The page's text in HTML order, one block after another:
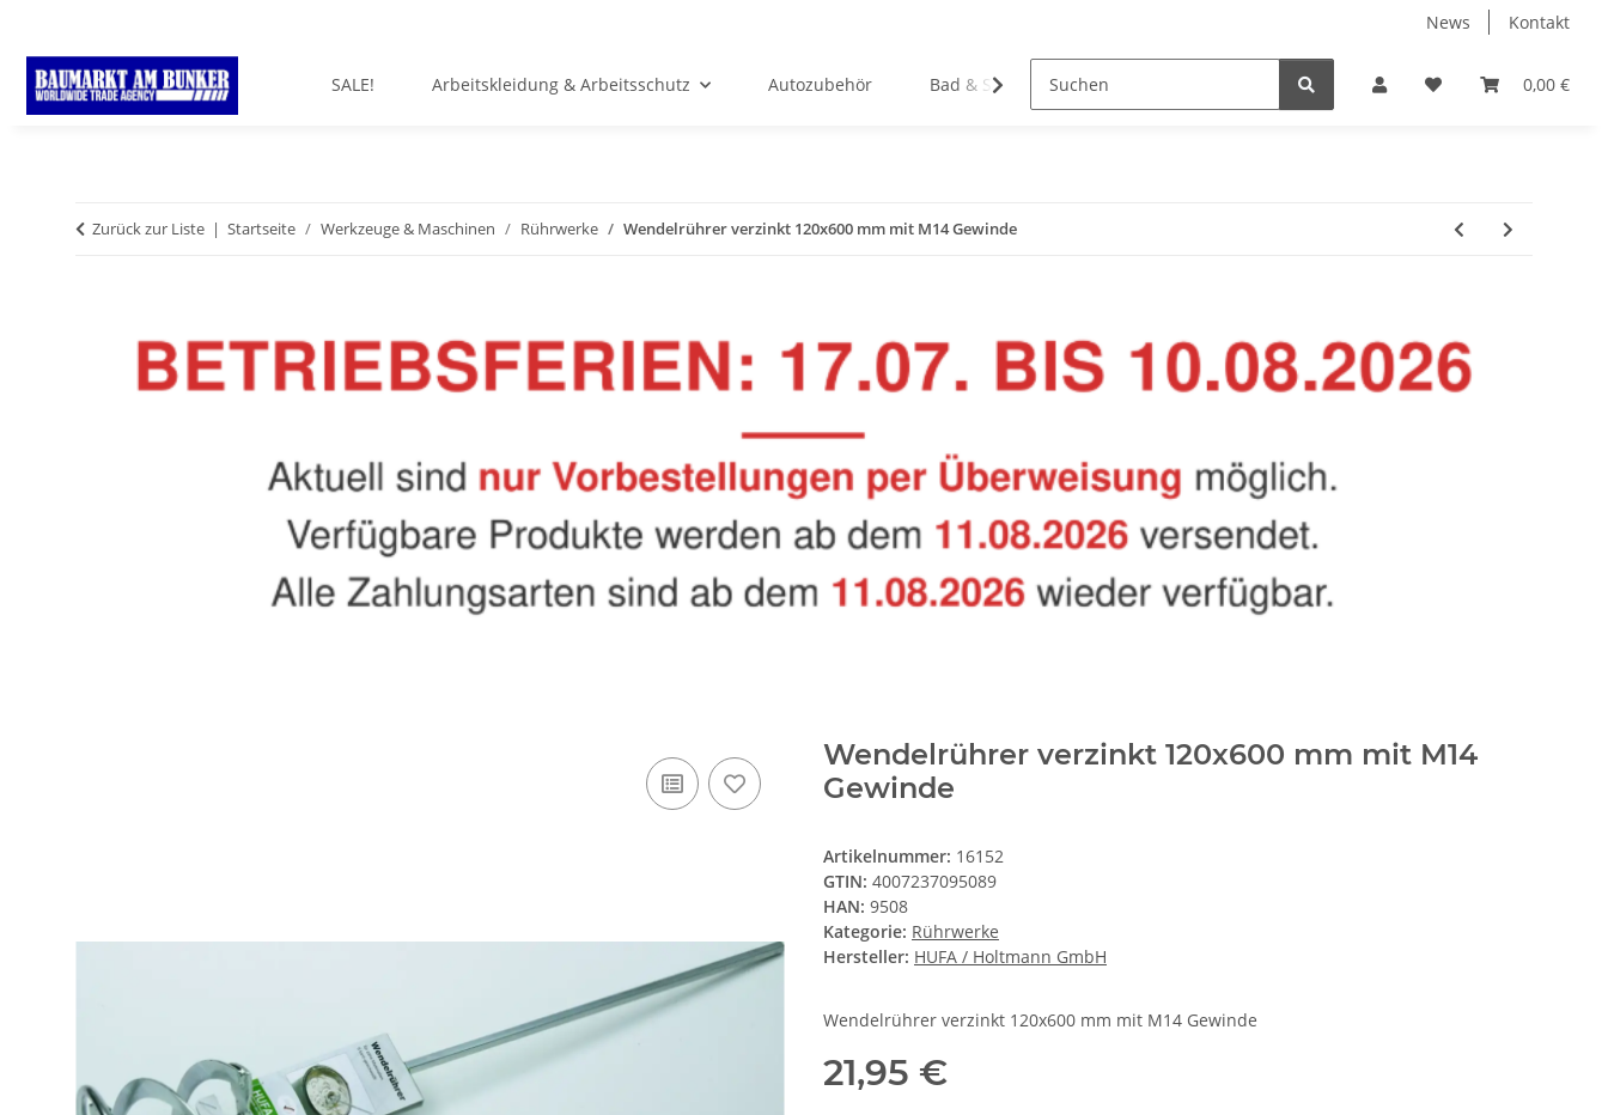
News Kontakt
0,00 €
SALE! Arbeitskleidung & Arbeitsschutz Autozubehör Bad & Sanitär Belüftung & Entlüftung
Zurück zur Liste Startseite Werkzeuge & Maschinen Rührwerke Wendelrührer verzinkt 120x600 mm mit M14 Gewinde
Wendelrührer verzinkt 120x600 mm mit M14
Gewinde
Artikelnummer: 16152
GTIN: 4007237095089
HAN: 9508
Kategorie: Rührwerke
Hersteller: HUFA / Holtmann GmbH
Wendelrührer verzinkt 120x600 mm mit M14 Gewinde
21,95 €